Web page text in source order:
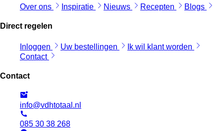
Over ons Inspiratie Nieuws Recepten Blogs
Direct regelen
Inloggen Uw bestellingen
Ik wil klant worden
Contact
Contact
info@vdhtotaal.nl
085 30 38 268